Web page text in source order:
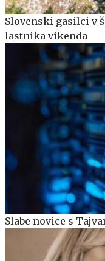
Slovenski gasilci v
lastnika vikenda
Slabe novice s